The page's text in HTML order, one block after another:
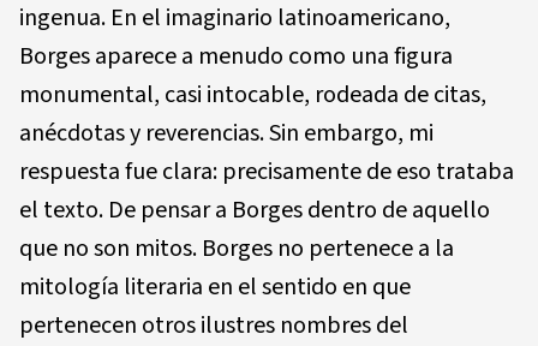
ingenua. En el imaginario latinoamericano,
Borges aparece a menudo como una figura
monumental, casi intocable, rodeada de citas,
anécdotas y reverencias. Sin embargo, mi
respuesta fue clara: precisamente de eso trataba
el texto. De pensar a Borges dentro de aquello
que no son mitos. Borges no pertenece a la
mitología literaria en el sentido en que
pertenecen otros ilustres nombres del